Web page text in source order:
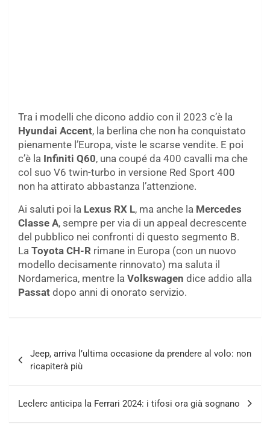
Tra i modelli che dicono addio con il 2023 c’è la
Hyundai Accent, la berlina che non ha conquistato
pienamente l’Europa, viste le scarse vendite. E poi
c’è la Infiniti Q60, una coupé da 400 cavalli ma che
col suo V6 twin-turbo in versione Red Sport 400
non ha attirato abbastanza l’attenzione.
Ai saluti poi la Lexus RX L, ma anche la Mercedes
Classe A, sempre per via di un appeal decrescente
del pubblico nei confronti di questo segmento B.
La Toyota CH-R rimane in Europa (con un nuovo
modello decisamente rinnovato) ma saluta il
Nordamerica, mentre la Volkswagen dice addio alla
Passat dopo anni di onorato servizio.
articoli
Jeep, arriva l’ultima occasione da prendere al volo: non
ricapiterà più
Leclerc anticipa la Ferrari 2024: i tifosi ora già sognano